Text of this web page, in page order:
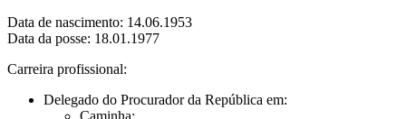
Data de nascimento: 14.06.1953
Data da posse: 18.01.1977
Carreira profissional:
Delegado do Procurador da República em:
Caminha;